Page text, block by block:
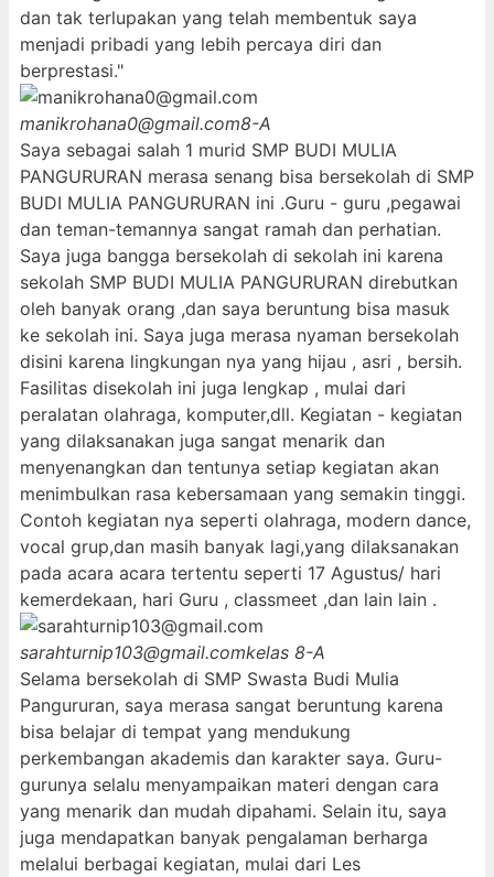
dan tak terlupakan yang telah membentuk saya
menjadi pribadi yang lebih percaya diri dan
berprestasi."
manikrohana0@gmail.com8-A
Saya sebagai salah 1 murid SMP BUDI MULIA
PANGURURAN merasa senang bisa bersekolah di SMP
BUDI MULIA PANGURURAN ini .Guru - guru ,pegawai
dan teman-temannya sangat ramah dan perhatian.
Saya juga bangga bersekolah di sekolah ini karena
sekolah SMP BUDI MULIA PANGURURAN direbutkan
oleh banyak orang ,dan saya beruntung bisa masuk
ke sekolah ini. Saya juga merasa nyaman bersekolah
disini karena lingkungan nya yang hijau , asri , bersih.
Fasilitas disekolah ini juga lengkap , mulai dari
peralatan olahraga, komputer,dll. Kegiatan - kegiatan
yang dilaksanakan juga sangat menarik dan
menyenangkan dan tentunya setiap kegiatan akan
menimbulkan rasa kebersamaan yang semakin tinggi.
Contoh kegiatan nya seperti olahraga, modern dance,
vocal grup,dan masih banyak lagi,yang dilaksanakan
pada acara acara tertentu seperti 17 Agustus/ hari
kemerdekaan, hari Guru , classmeet ,dan lain lain .
sarahturnip103@gmail.comkelas 8-A
Selama bersekolah di SMP Swasta Budi Mulia
Pangururan, saya merasa sangat beruntung karena
bisa belajar di tempat yang mendukung
perkembangan akademis dan karakter saya. Guru-
gurunya selalu menyampaikan materi dengan cara
yang menarik dan mudah dipahami. Selain itu, saya
juga mendapatkan banyak pengalaman berharga
melalui berbagai kegiatan, mulai dari Les